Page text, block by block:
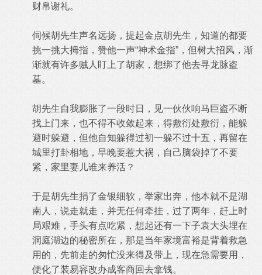
财帛谢礼。
伺候胡先生声名远扬，提起金点胡先生，知道的都要
挑一挑大拇指，赞他一声“神术金指”，但树大招风，渐
渐就有许多贼人盯上了胡家，想绑了他去寻龙脉盗
墓。
胡先生自我膨胀了一段时日，见一伙伙响马巨盗不断
找上门来，也不得不收敛起来，得敷衍处敷衍，能躲
避时躲避，但他自知躲得过初一躲不过十五，再留在
城里打卦相地，早晚要惹大祸，自己脑袋掉了不要
紧，家里妻儿谁来养活？
于是胡先生捐了金银细软，举家出奔，他本就不是湖
南人，说走就走，并无任何牵挂，过了两年，赶上时
局艰难，手头有点吃紧，想起还有一下子袁大头埋在
洞庭湖边的秘密所在，那是当年家境富裕是背着救急
用的，先前走的匆忙没来得及带上，现在急需要用，
便化了装易容改办成客商回去拿钱。